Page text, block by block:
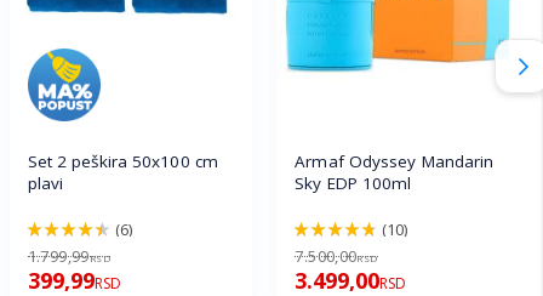
Set 2 peškira 50x100 cm
plavi
90%
(6)
1.799,99RSD
399,99RSD
Armaf Odyssey Mandarin
Sky EDP 100ml
94%
(10)
7.500,00RSD
3.499,00RSD